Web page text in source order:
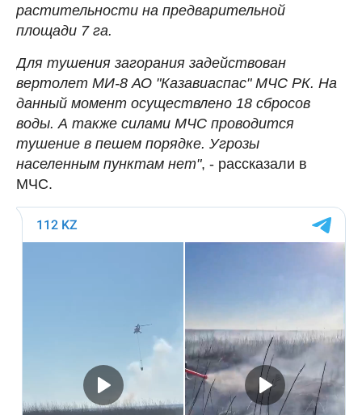
растительности на предварительной
площади 7 га.
Для тушения загорания задействован
вертолет МИ-8 АО "Казавиаспас" МЧС РК. На
данный момент осуществлено 18 сбросов
воды. А также силами МЧС проводится
тушение в пешем порядке. Угрозы
населенным пунктам нет", - рассказали в
МЧС.